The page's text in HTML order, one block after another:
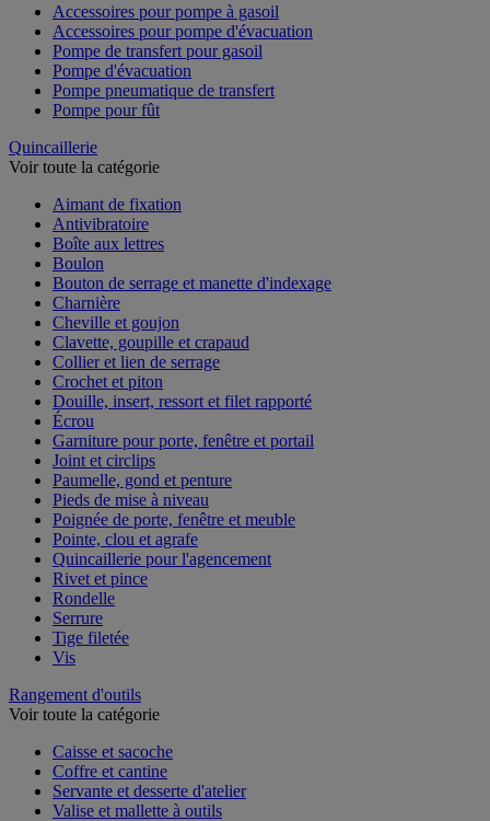
Accessoires pour pompe à gasoil
Accessoires pour pompe d'évacuation
Pompe de transfert pour gasoil
Pompe d'évacuation
Pompe pneumatique de transfert
Pompe pour fût
Quincaillerie
Voir toute la catégorie
Aimant de fixation
Antivibratoire
Boîte aux lettres
Boulon
Bouton de serrage et manette d'indexage
Charnière
Cheville et goujon
Clavette, goupille et crapaud
Collier et lien de serrage
Crochet et piton
Douille, insert, ressort et filet rapporté
Écrou
Garniture pour porte, fenêtre et portail
Joint et circlips
Paumelle, gond et penture
Pieds de mise à niveau
Poignée de porte, fenêtre et meuble
Pointe, clou et agrafe
Quincaillerie pour l'agencement
Rivet et pince
Rondelle
Serrure
Tige filetée
Vis
Rangement d'outils
Voir toute la catégorie
Caisse et sacoche
Coffre et cantine
Servante et desserte d'atelier
Valise et mallette à outils